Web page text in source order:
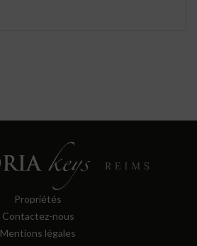
Propriétés
Contactez-nous
Mentions légales